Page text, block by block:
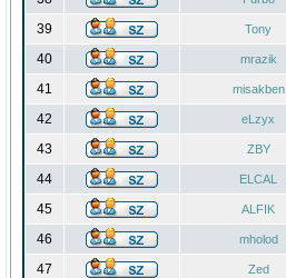
39 Tony
40 mrazik
41 misakben
42 eLzyx
43 ZBY
44 ELCAL
45 ALFIK
46 mholod
47 Zed